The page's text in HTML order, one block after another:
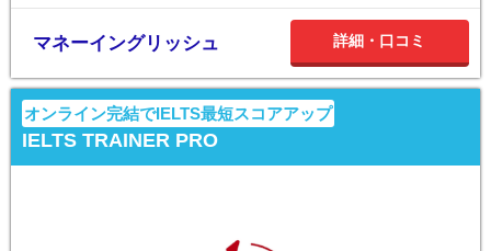
マネーイングリッシュ 詳細・口コミ
オンライン完結でIELTS最短スコアアップ
IELTS TRAINER PRO